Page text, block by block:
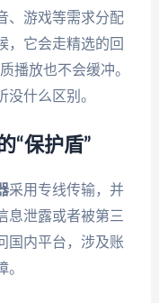
、游戏等需求分配
，它会走精选的回
播放也不会缓冲。
什么区别。
“保护盾”
采用专线传输，并
息泄露或者被第三
国内平台，涉及账